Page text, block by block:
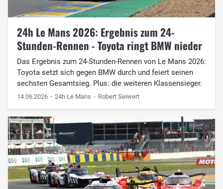
24h Le Mans 2026: Ergebnis zum 24-
Stunden-Rennen - Toyota ringt BMW nieder
Das Ergebnis zum 24-Stunden-Rennen von Le Mans 2026:
Toyota setzt sich gegen BMW durch und feiert seinen
sechsten Gesamtsieg. Plus: die weiteren Klassensieger.
14.06.2026 24h Le Mans Robert Seiwert